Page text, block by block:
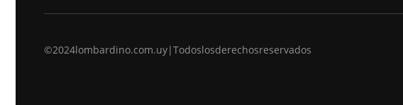
©2024 lombardino.com.uy | Todos los derechos reservados